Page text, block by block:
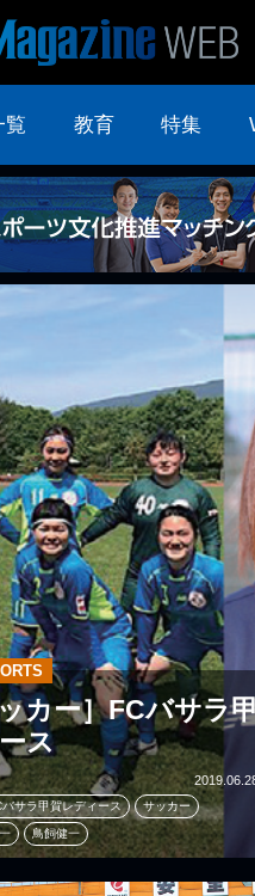
覧 教育 特集
カー］FCバサラ
ス
バサラ甲賀レディース サッカー
鳥飼健一